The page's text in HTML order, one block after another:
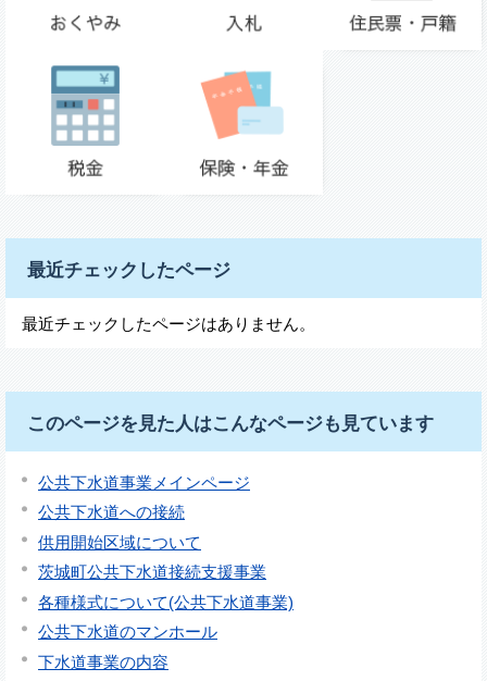
最近チェックしたページ
最近チェックしたページはありません。
このページを見た人はこんなページも見ています
公共下水道事業メインページ
公共下水道への接続
供用開始区域について
茨城町公共下水道接続支援事業
各種様式について(公共下水道事業)
公共下水道のマンホール
下水道事業の内容